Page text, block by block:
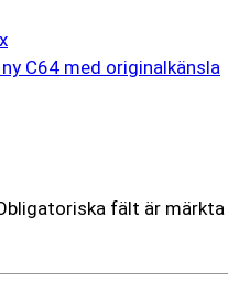
C64 med originalkänsla
fält är märkta